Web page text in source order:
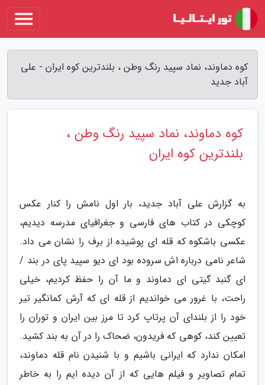
کوه دماوند، نماد سپید رنگ وطن ، بلندترین کوه ایران - علی
آباد جدید
کوه دماوند، نماد سپید رنگ وطن ،
بلندترین کوه ایران
به گزارش علی آباد جدید، بار اول نامش را کنار عکس
کوچکی در کتاب های فارسی و جغرافیای مدرسه دیدیم،
عکسی باشکوه که قله ای پوشیده از برف را نشان می داد.
شاعر نامی درباره اش سروده بود ای دیو سپید پای در بند /
ای گنبد گیتی ای دماوند و ما آن را حفظ کردیم، خیلی
راحت، با غرور می خواندیم از قله ای که آرش کمانگیر تیر
خود را از بلندای آن پرتاپ کرد تا مرز بین ایران و توران را
تعیین کند، کوهی که فریدون، ضحاک را در آن به بند کشید.
امکان ندارد که ایرانی باشیم و با شنیدن نام قله دماوند،
تمام تصاویر و فیلم هایی که از آن دیده ایم را به خاطر